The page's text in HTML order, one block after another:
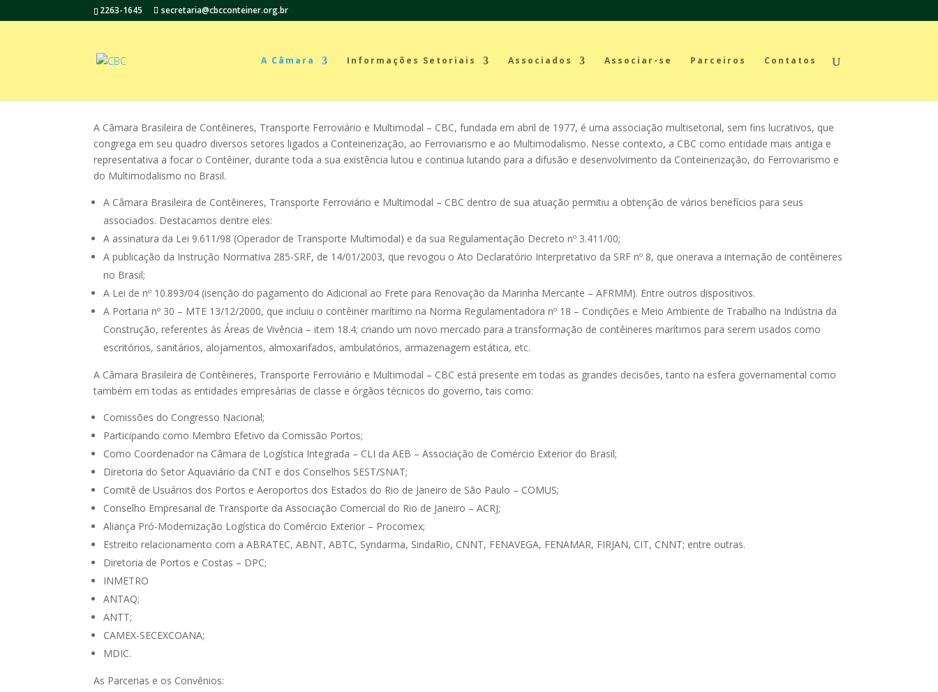
2263-1645 secretaria@cbcconteiner.org.br
A Câmara Informações Setoriais Associados Associar-se Parceiros Contatos
A Câmara Brasileira de Contêineres, Transporte Ferroviário e Multimodal – CBC, fundada em abril de 1977, é uma associação multisetorial, sem fins lucrativos, que
congrega em seu quadro diversos setores ligados a Conteinerização, ao Ferroviarismo e ao Multimodalismo. Nesse contexto, a CBC como entidade mais antiga e
representativa a focar o Contêiner, durante toda a sua existência lutou e continua lutando para a difusão e desenvolvimento da Conteinerização, do Ferroviarismo e
do Multimodalismo no Brasil.
A Câmara Brasileira de Contêineres, Transporte Ferroviário e Multimodal – CBC dentro de sua atuação permitiu a obtenção de vários benefícios para seus
associados. Destacamos dentre eles:
A assinatura da Lei 9.611/98 (Operador de Transporte Multimodal) e da sua Regulamentação Decreto nº 3.411/00;
A publicação da Instrução Normativa 285-SRF, de 14/01/2003, que revogou o Ato Declaratório Interpretativo da SRF nº 8, que onerava a internação de contêineres
no Brasil;
A Lei de nº 10.893/04 (isenção do pagamento do Adicional ao Frete para Renovação da Marinha Mercante – AFRMM). Entre outros dispositivos.
A Portaria nº 30 – MTE 13/12/2000, que incluiu o contêiner marítimo na Norma Regulamentadora nº 18 – Condições e Meio Ambiente de Trabalho na Indústria da
Construção, referentes às Áreas de Vivência – item 18.4; criando um novo mercado para a transformação de contêineres marítimos para serem usados como
escritórios, sanitários, alojamentos, almoxarifados, ambulatórios, armazenagem estática, etc.
A Câmara Brasileira de Contêineres, Transporte Ferroviário e Multimodal – CBC está presente em todas as grandes decisões, tanto na esfera governamental como
também em todas as entidades empresárias de classe e órgãos técnicos do governo, tais como:
Comissões do Congresso Nacional;
Participando como Membro Efetivo da Comissão Portos;
Como Coordenador na Câmara de Logística Integrada – CLI da AEB – Associação de Comércio Exterior do Brasil;
Diretoria do Setor Aquaviário da CNT e dos Conselhos SEST/SNAT;
Comitê de Usuários dos Portos e Aeroportos dos Estados do Rio de Janeiro de São Paulo – COMUS;
Conselho Empresarial de Transporte da Associação Comercial do Rio de Janeiro – ACRJ;
Aliança Pró-Modernização Logística do Comércio Exterior – Procomex;
Estreito relacionamento com a ABRATEC, ABNT, ABTC, Syndarma, SindaRio, CNNT, FENAVEGA, FENAMAR, FIRJAN, CIT, CNNT; entre outras.
Diretoria de Portos e Costas – DPC;
INMETRO
ANTAQ;
ANTT;
CAMEX-SECEXCOANA;
MDIC.
As Parcerias e os Convênios: